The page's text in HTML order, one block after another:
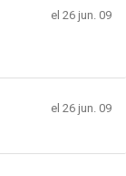
el 26 jun. 09
el 26 jun. 09